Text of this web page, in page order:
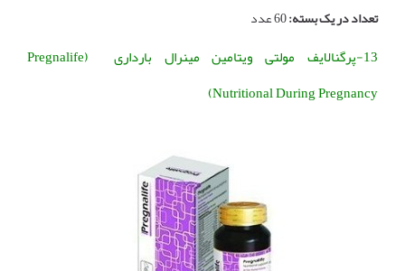
تعداد در یک بسته:60 عدد
13-پرگنالایف مولتی ویتامین مینرال بارداری (Pregnalife
Nutritional During Pregnancy)